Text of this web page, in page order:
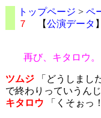
トップページ > ペ
７
【公演データ 】
再び、キタロウ。
ツムジ「どうしまし
で終わりっていうん
キタロウ 「くそぉっ